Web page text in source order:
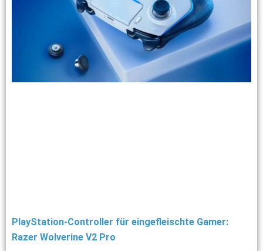
PlayStation-Controller für eingefleischte Gamer:
Razer Wolverine V2 Pro